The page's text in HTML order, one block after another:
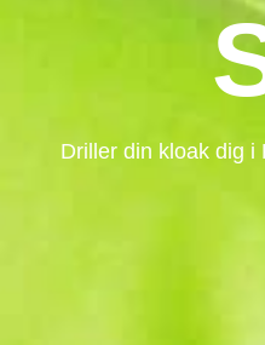
Driller din kloak dig i